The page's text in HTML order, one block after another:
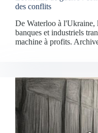
des conflits
De Waterloo à l'Ukraine,
banques et industriels
machine à profits.